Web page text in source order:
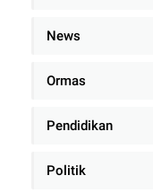
News
Ormas
Pendidikan
Politik